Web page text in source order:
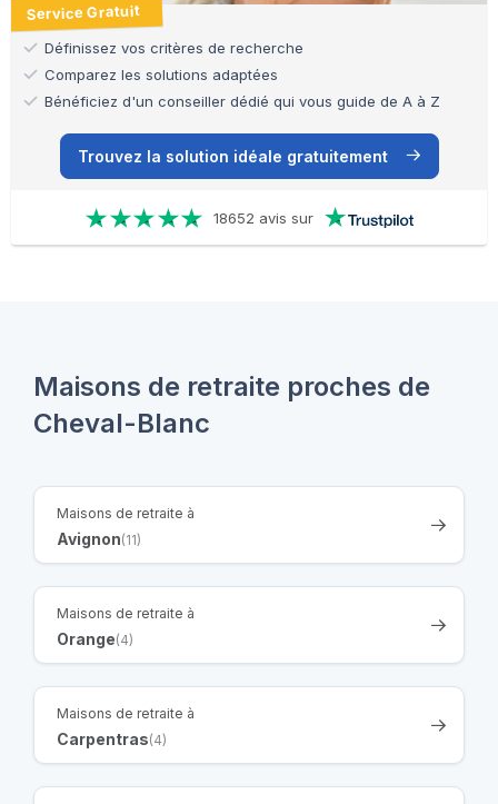
Service Gratuit
Définissez vos critères de recherche
Comparez les solutions adaptées
Bénéficiez d'un conseiller dédié qui vous guide de A à Z
Trouvez la solution idéale gratuitement
18652 avis sur
Maisons de retraite proches de
Cheval-Blanc
Maisons de retraite à
Avignon(11)
Maisons de retraite à
Orange(4)
Maisons de retraite à
Carpentras(4)